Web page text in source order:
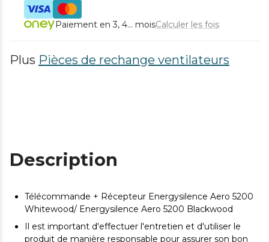
Paiement en 3, 4... moisCalculer les fois
Plus Pièces de rechange ventilateurs
Description
Télécommande + Récepteur Energysilence Aero 5200
Whitewood/ Energysilence Aero 5200 Blackwood
Il est important d'effectuer l'entretien et d'utiliser le
produit de manière responsable pour assurer son bon